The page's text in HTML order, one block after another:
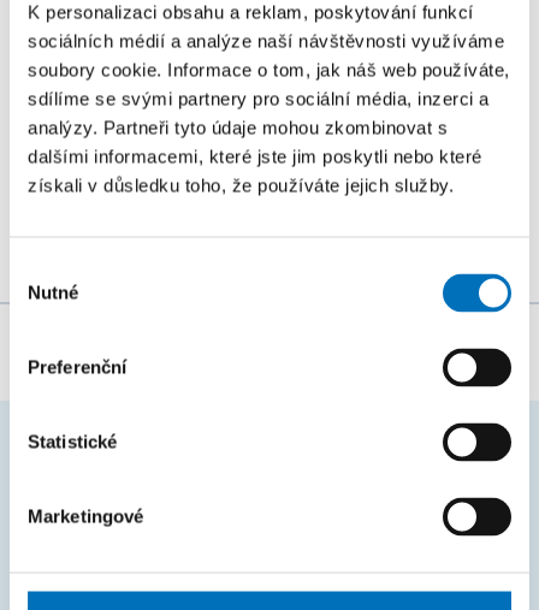
K personalizaci obsahu a reklam, poskytování funkcí
sociálních médií a analýze naší návštěvnosti využíváme
soubory cookie. Informace o tom, jak náš web používáte,
sdílíme se svými partnery pro sociální média, inzerci a
analýzy. Partneři tyto údaje mohou zkombinovat s
dalšími informacemi, které jste jim poskytli nebo které
získali v důsledku toho, že používáte jejich služby.
souhlasu
Nutné
Preferenční
Statistické
Marketingové
26. 8. – 27. 8. 2026
Summer Stringmasters 2026
KONFERENCE
StringMasters sdružuje výzkumné pracovníky v oblasti
řetězcových algoritmů na všech úrovních (starší,
mladší a zejména...
Bc. Veronika Dvořáková
Harmonogram akademického roku